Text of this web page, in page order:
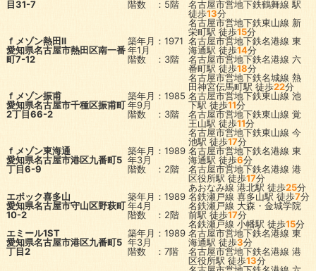
目31-7
階数 ：5階
名古屋市営地下鉄鶴舞線 駅
徒歩13分
名古屋市営地下鉄東山線 新
栄町駅 徒歩15分
ｆメゾン熱田Ⅱ
愛知県名古屋市熱田区南一番
町7-12
築年月：1971
年1月
階数 ：3階
名古屋市営地下鉄名港線 東
海通駅 徒歩14分
名古屋市営地下鉄名港線 六
番町駅 徒歩18分
名古屋市営地下鉄名城線 熱
田神宮伝馬町駅 徒歩22分
ｆメゾン振甫
愛知県名古屋市千種区振甫町
2丁目66-2
築年月：1985
年9月
階数 ：3階
名古屋市営地下鉄東山線 池
下駅 徒歩11分
名古屋市営地下鉄東山線 覚
王山駅 徒歩11分
名古屋市営地下鉄東山線 今
池駅 徒歩17分
ｆメゾン東海通
愛知県名古屋市港区九番町5
丁目6-9
築年月：1989
年3月
階数 ：2階
名古屋市営地下鉄名港線 東
海通駅 徒歩6分
名古屋市営地下鉄名港線 港
区役所駅 徒歩17分
あおなみ線 港北駅 徒歩25分
エポック喜多山
愛知県名古屋市守山区野萩町
10-2
築年月：1989
年4月
階数 ：2階
名鉄瀬戸線 喜多山駅 徒歩7分
名鉄瀬戸線 大森・金城学院
前駅 徒歩17分
名鉄瀬戸線 小幡駅 徒歩15分
エミール1ST
愛知県名古屋市港区九番町5
丁目2
築年月：1989
年3月
階数 ：7階
名古屋市営地下鉄名港線 東
海通駅 徒歩3分
名古屋市営地下鉄名港線 港
区役所駅 徒歩13分